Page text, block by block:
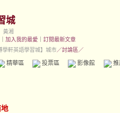
城
黃湘
加入我的最愛
訂閱最新文章
學軒英語學習城】城市／討論區／
精華區 投票區 影像館